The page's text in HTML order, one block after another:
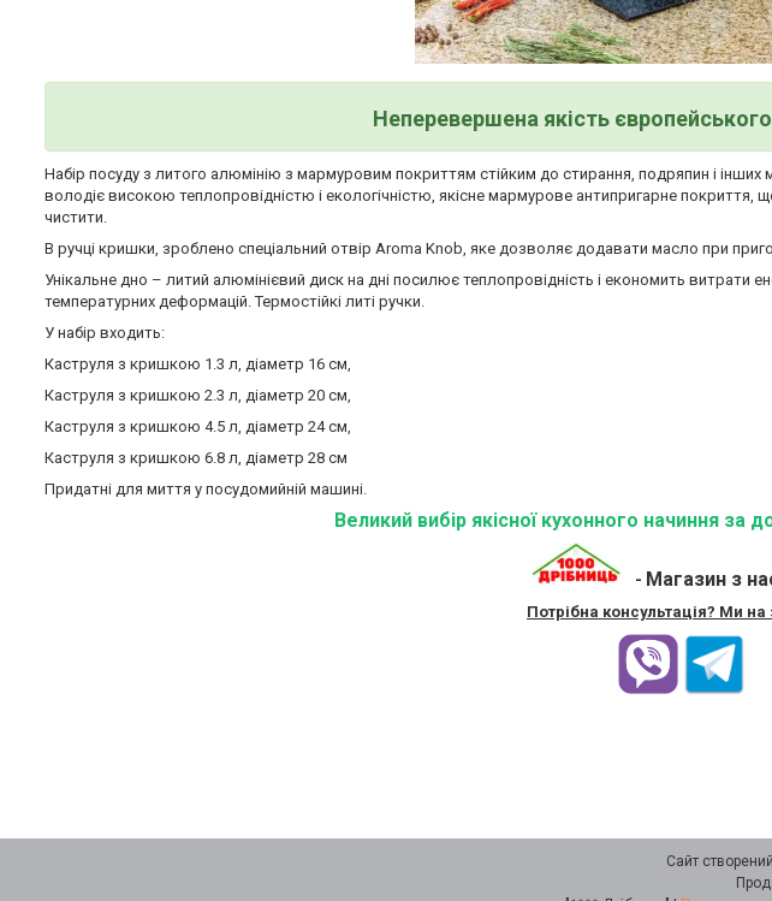
Неперевершена якість
Набір посуду з литого алюмінію з мармуровим покриттям стійким до стирання, подряпин і
володіє високою теплопровідністю і екологічністю, якісне мармурове антипригарне покриття,
чистити.
В ручці кришки, зроблено спеціальний отвір Aroma Knob, яке дозволяє додавати масло при
Унікальне дно – литий алюмінієвий диск на дні посилює теплопровідність і економить витрати
температурних деформацій. Термостійкі литі ручки.
У набір входить:
Каструля з кришкою 1.3 л, діаметр 16 см,
Каструля з кришкою 2.3 л, діаметр 20 см,
Каструля з кришкою 4.5 л, діаметр 24 см,
Каструля з кришкою 6.8 л, діаметр 28 см
Придатні для миття у посудомийній машині.
Великий вибір якісної кухонного начиння за
- Магазин з
Потрібна консультація? Ми на
Сайт